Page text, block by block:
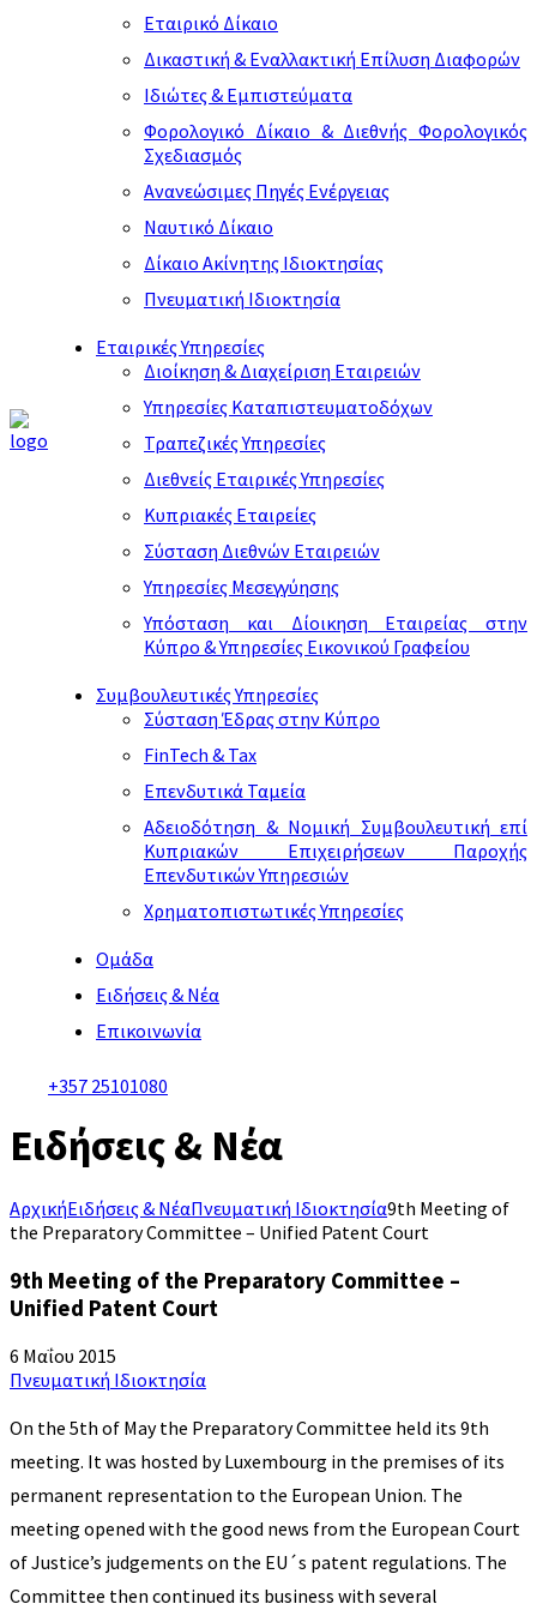
Εταιρικό Δίκαιο
Δικαστική & Εναλλακτική Επίλυση Διαφορών
Ιδιώτες & Εμπιστεύματα
Φορολογικό Δίκαιο & Διεθνής Φορολογικός
Σχεδιασμός
Ανανεώσιμες Πηγές Ενέργειας
Ναυτικό Δίκαιο
Δίκαιο Ακίνητης Ιδιοκτησίας
Πνευματική Ιδιοκτησία
Εταιρικές Υπηρεσίες
Διοίκηση & Διαχείριση Εταιρειών
Υπηρεσίες Καταπιστευματοδόχων
Τραπεζικές Υπηρεσίες
Διεθνείς Εταιρικές Υπηρεσίες
Κυπριακές Εταιρείες
Σύσταση Διεθνών Εταιρειών
Υπηρεσίες Μεσεγγύησης
Υπόσταση και Δίοικηση Εταιρείας στην
Κύπρο & Υπηρεσίες Εικονικού Γραφείου
Συμβουλευτικές Υπηρεσίες
Σύσταση Έδρας στην Κύπρο
FinTech & Tax
Επενδυτικά Ταμεία
Αδειοδότηση & Νομική Συμβουλευτική επί
Κυπριακών Επιχειρήσεων Παροχής
Επενδυτικών Υπηρεσιών
Χρηματοπιστωτικές Υπηρεσίες
Ομάδα
Ειδήσεις & Νέα
Επικοινωνία
+357 25101080
Ειδήσεις & Νέα
ΑρχικήΕιδήσεις & ΝέαΠνευματική Ιδιοκτησία9th Meeting of
the Preparatory Committee – Unified Patent Court
9th Meeting of the Preparatory Committee –
Unified Patent Court
6 Μαΐου 2015
Πνευματική Ιδιοκτησία
On the 5th of May the Preparatory Committee held its 9th
meeting. It was hosted by Luxembourg in the premises of its
permanent representation to the European Union. The
meeting opened with the good news from the European Court
of Justice’s judgements on the EU´s patent regulations. The
Committee then continued its business with several